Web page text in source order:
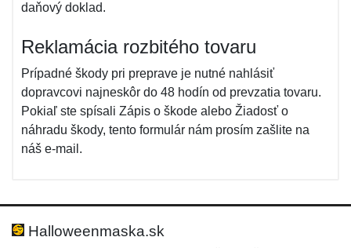
daňový doklad.
Reklamácia rozbitého tovaru
Prípadné škody pri preprave je nutné nahlásiť
dopravcovi najneskôr do 48 hodín od prevzatia tovaru.
Pokiaľ ste spísali Zápis o škode alebo Žiadosť o
náhradu škody, tento formulár nám prosím zašlite na
náš e-mail.
Halloweenmaska.sk